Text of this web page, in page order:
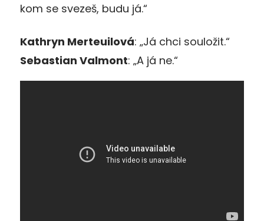
kom se svezeš, budu já.“
Kathryn Merteuilová: „Já chci souložit.“
Sebastian Valmont: „A já ne.“